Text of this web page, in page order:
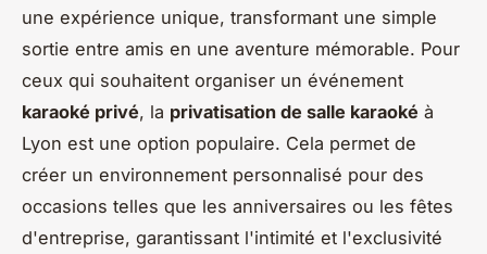
une expérience unique, transformant une simple
sortie entre amis en une aventure mémorable. Pour
ceux qui souhaitent organiser un événement
karaoké privé, la privatisation de salle karaoké à
Lyon est une option populaire. Cela permet de
créer un environnement personnalisé pour des
occasions telles que les anniversaires ou les fêtes
d'entreprise, garantissant l'intimité et l'exclusivité